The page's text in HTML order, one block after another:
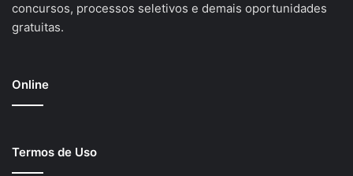
concursos, processos seletivos e demais oportunidades
gratuitas.
Online
Termos de Uso